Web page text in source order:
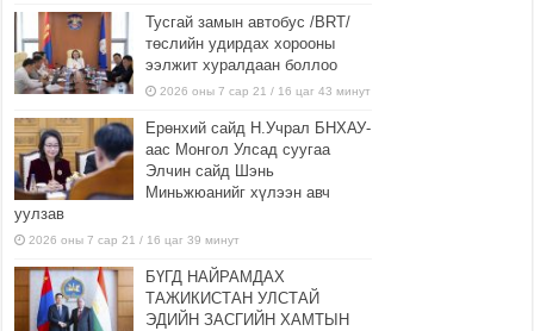
Тусгай замын автобус /BRT/
төслийн удирдах хорооны
ээлжит хуралдаан боллоо
2026 оны 7 сар 21 / 16 цаг 43 минут
Ерөнхий сайд Н.Учрал БНХАУ-
аас Монгол Улсад суугаа
Элчин сайд Шэнь
Миньжюанийг хүлээн авч
уулзав
2026 оны 7 сар 21 / 16 цаг 39 минут
БҮГД НАЙРАМДАХ
ТАЖИКИСТАН УЛСТАЙ
ЭДИЙН ЗАСГИЙН ХАМТЫН